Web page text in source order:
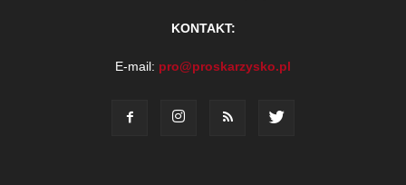
KONTAKT:
E-mail: pro@proskarzysko.pl